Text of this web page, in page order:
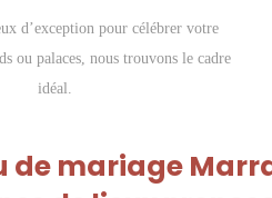
d’exception pour célébrer votre
ou palaces, nous trouvons le cadre
idéal.
de mariage